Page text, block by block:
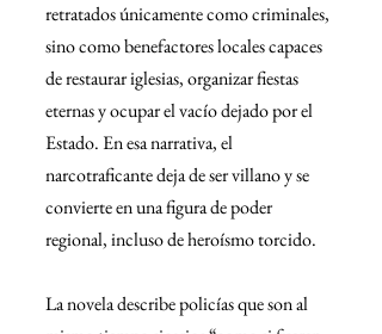
retratados únicamente como criminales,
sino como benefactores locales capaces
de restaurar iglesias, organizar fiestas
eternas y ocupar el vacío dejado por el
Estado. En esa narrativa, el
narcotraficante deja de ser villano y se
convierte en una figura de poder
regional, incluso de heroísmo torcido.
La novela describe policías que son al